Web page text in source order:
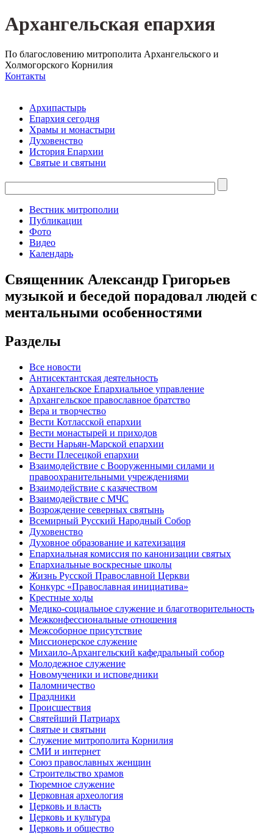
Архангельская епархия
По благословению митрополита Архангельского и
Холмогорского Корнилия
Контакты
Архипастырь
Епархия сегодня
Храмы и монастыри
Духовенство
История Епархии
Святые и святыни
Вестник митрополии
Публикации
Фото
Видео
Календарь
Священник Александр Григорьев
музыкой и беседой порадовал людей с
ментальными особенностями
Разделы
Все новости
Антисектантская деятельность
Архангельское Епархиальное управление
Архангельское православное братство
Вера и творчество
Вести Котласской епархии
Вести монастырей и приходов
Вести Нарьян-Марской епархии
Вести Плесецкой епархии
Взаимодействие с Вооруженными силами и
правоохранительными учреждениями
Взаимодействие с казачеством
Взаимодействие с МЧС
Возрождение северных святынь
Всемирный Русский Народный Собор
Духовенство
Духовное образование и катехизация
Епархиальная комиссия по канонизации святых
Епархиальные воскресные школы
Жизнь Русской Православной Церкви
Конкурс «Православная инициатива»
Крестные ходы
Медико-социальное служение и благотворительность
Межконфессиональные отношения
Межсоборное присутствие
Миссионерское служение
Михаило-Архангельский кафедральный собор
Молодежное служение
Новомученики и исповедники
Паломничество
Праздники
Происшествия
Святейший Патриарх
Святые и святыни
Служение митрополита Корнилия
СМИ и интернет
Союз православных женщин
Строительство храмов
Тюремное служение
Церковная археология
Церковь и власть
Церковь и культура
Церковь и общество